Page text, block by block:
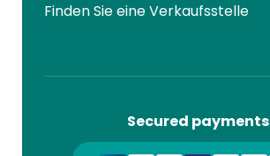
Finden Sie eine Verkaufsstelle
Secured payments